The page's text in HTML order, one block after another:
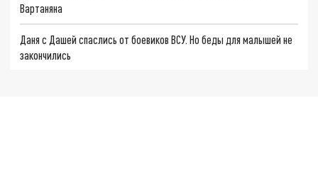
Вартаняна
Даня с Дашей спаслись от боевиков ВСУ. Но беды для малышей не
закончились